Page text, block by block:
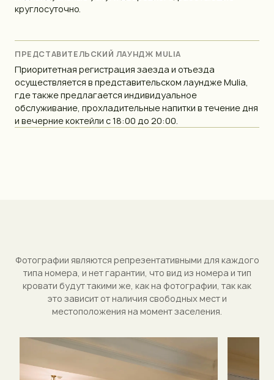
круглосуточно.
ПРЕДСТАВИТЕЛЬСКИЙ ЛАУНДЖ MULIA
Приоритетная регистрация заезда и отъезда
осуществляется в представительском лаундже Mulia,
где также предлагается индивидуальное
обслуживание, прохладительные напитки в течение дня
и вечерние коктейли с 18:00 до 20:00.
Фотографии являются репрезентативными для каждого
типа номера, и нет гарантии, что вид из номера и тип
кровати будут такими же, как на фотографии, так как
это зависит от наличия свободных мест и
местоположения на момент заселения.